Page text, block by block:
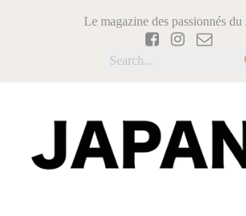
Le magazine des passionnés du